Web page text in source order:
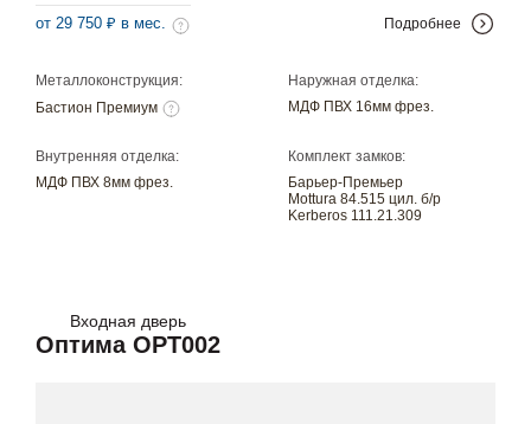
Металлоконструкция:
Бастион Премиум
Наружная отделка:
МДФ ПВХ 16мм фрез.
Внутренняя отделка:
МДФ ПВХ 8мм фрез.
Комплект замков:
Барьер-Премьер
Mottura 84.515 цил. б/р
Kerberos 111.21.309
от 29 750 ₽ в мес. Подробнее
Входная дверь
Оптима OPT002